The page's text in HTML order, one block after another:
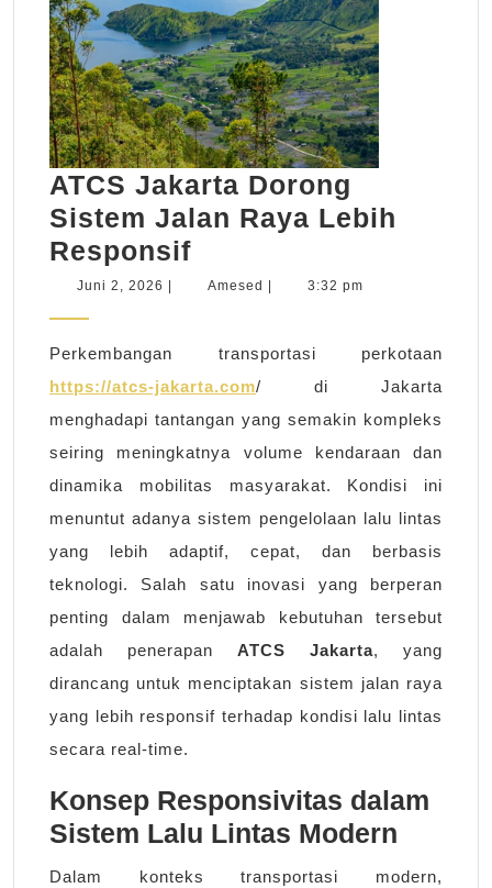
ATCS Jakarta Dorong
Sistem Jalan Raya Lebih
ResponsifATCS
Jakarta
Sistem
Jalan
Raya
Lebih
Responsif
Juni 2, 2026 Juni
Amesed Amesed3:32 pm
Perkembangan transportasi perkotaan
https://atcs-jakarta.com/ di Jakarta
menghadapi tantangan yang semakin kompleks
seiring meningkatnya volume kendaraan dan
dinamika mobilitas masyarakat. Kondisi ini
menuntut adanya sistem pengelolaan lalu lintas
yang lebih adaptif, cepat, dan berbasis
teknologi. Salah satu inovasi yang berperan
penting dalam menjawab kebutuhan tersebut
adalah penerapan ATCS Jakarta, yang
dirancang untuk menciptakan sistem jalan raya
yang lebih responsif terhadap kondisi lalu lintas
secara real-time.
Konsep Responsivitas dalam
Sistem Lalu Lintas Modern
Dalam konteks transportasi modern,